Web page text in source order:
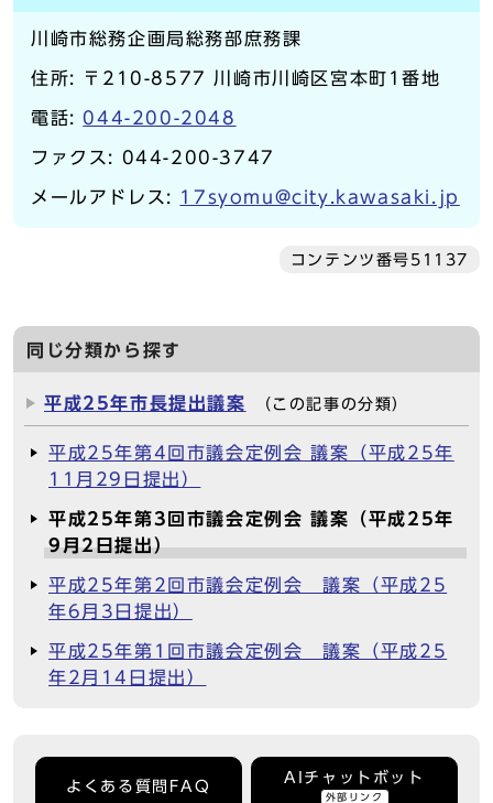
川崎市総務企画局総務部庶務課
住所: 〒210-8577 川崎市川崎区宮本町1番地
電話: 044-200-2048
ファクス: 044-200-3747
メールアドレス: 17syomu@city.kawasaki.jp
コンテンツ番号51137
同じ分類から探す
平成25年市長提出議案 （この記事の分類）
平成25年第4回市議会定例会 議案（平成25年
11月29日提出）
平成25年第3回市議会定例会 議案（平成25年
9月2日提出）
平成25年第2回市議会定例会 議案（平成25
年6月3日提出）
平成25年第1回市議会定例会 議案（平成25
年2月14日提出）
よくある質問FAQ
AIチャットボット
外部リンク